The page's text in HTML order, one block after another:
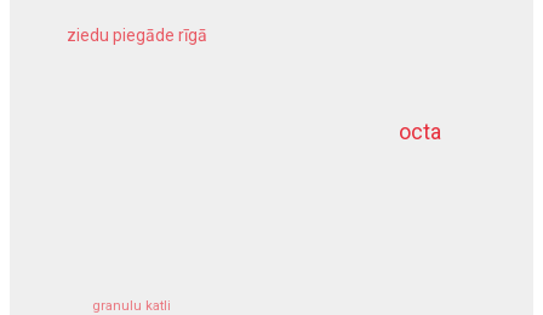
octa
ziedu piegāde rīgā
granulu katli
dziļurbums